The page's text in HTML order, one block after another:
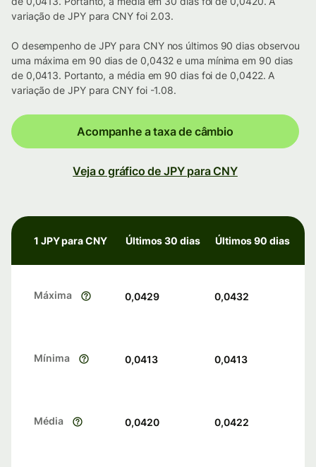
variação de JPY para CNY foi 2.03.
O desempenho de JPY para CNY nos últimos 90 dias observou
uma máxima em 90 dias de 0,0432 e uma mínima em 90 dias
de 0,0413. Portanto, a média em 90 dias foi de 0,0422. A
variação de JPY para CNY foi -1.08.
Acompanhe a taxa de câmbio
Veja o gráfico de JPY para CNY
1 JPY para CNY Últimos 30 dias Últimos 90 dias
Máxima 0,0429 0,0432
Mínima 0,0413 0,0413
Média 0,0420 0,0422